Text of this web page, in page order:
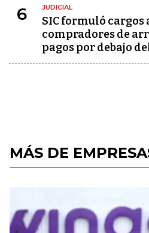
6 JUDICIAL
SIC formuló cargos
compradores de
pagos por debajo
MÁS DE